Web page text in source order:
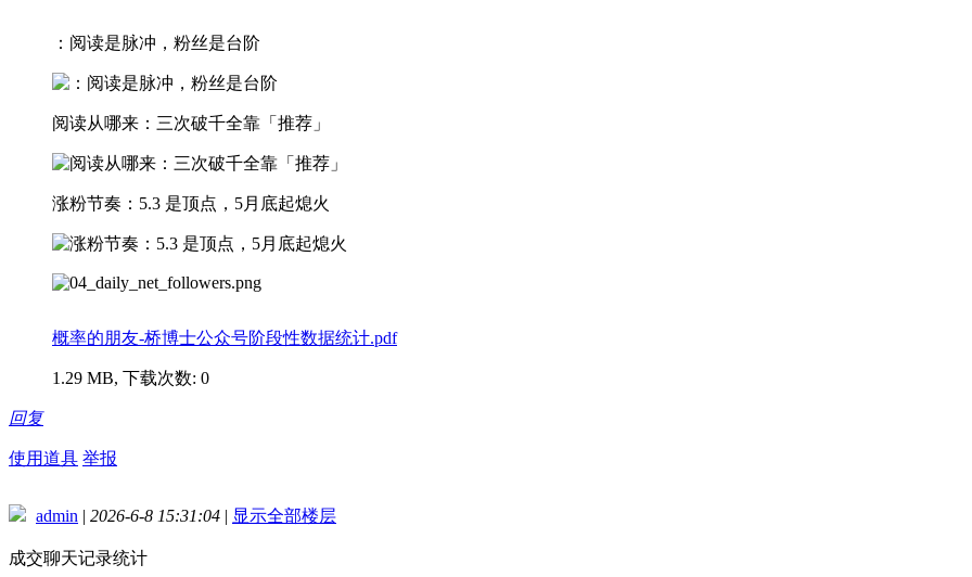
：阅读是脉冲，粉丝是台阶
阅读从哪来：三次破千全靠「推荐」
涨粉节奏：5.3 是顶点，5月底起熄火
概率的朋友-桥博士公众号阶段性数据统计.pdf
1.29 MB, 下载次数: 0
回复
使用道具 举报
admin | 2026-6-8 15:31:04 | 显示全部楼层
成交聊天记录统计